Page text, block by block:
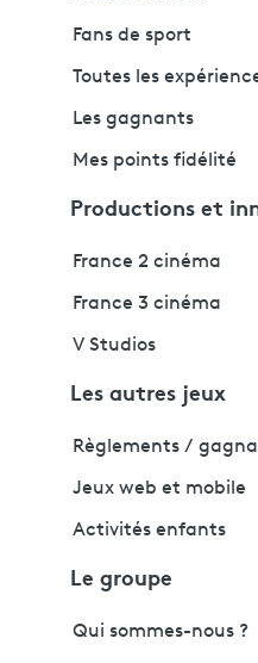
Fans de sport
Toutes les
Les gagnants
Mes points fidélité
Productions et
France 2 cinéma
France 3 cinéma
V Studios
Les autres jeux
Règlements /
Jeux web et mobile
Activités enfants
Le groupe
Qui sommes-nous ?